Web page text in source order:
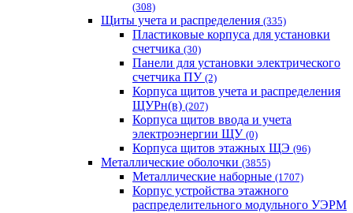
(308)
Щиты учета и распределения (335)
Пластиковые корпуса для установки
счетчика (30)
Панели для установки электрического
счетчика ПУ (2)
Корпуса щитов учета и распределения
ЩУРн(в) (207)
Корпуса щитов ввода и учета
электроэнергии ЩУ (0)
Корпуса щитов этажных ЩЭ (96)
Металлические оболочки (3855)
Металлические наборные (1707)
Корпус устройства этажного
распределительного модульного УЭРМ